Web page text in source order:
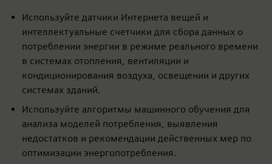
Используйте датчики Интернета вещей и
интеллектуальные счетчики для сбора данных о
потреблении энергии в режиме реального времени
в системах отопления, вентиляции и
кондиционирования воздуха, освещении и других
системах зданий.
Используйте алгоритмы машинного обучения для
анализа моделей потребления, выявления
недостатков и рекомендации действенных мер по
оптимизации энергопотребления.